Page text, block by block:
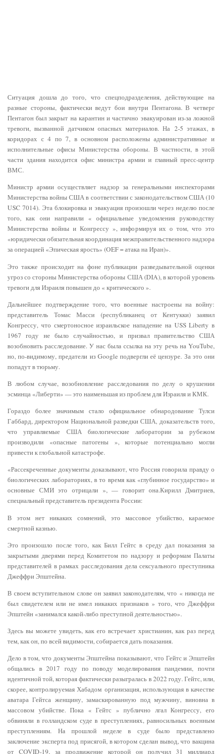
Ситуация дошла до того, что спецподразделения, действующие на
разные стороны, фактически ведут бои внутри Пентагона. В четверг
Пентагон был закрыт на карантин и частично эвакуирован из-за ложной
тревоги, вызванной датчиком опасных материалов. На 2-5 этажах, в
коридорах с 4 по 7, в основном расположены административные и
исполнительные офисы Министерства обороны. В частности, в этой
части здания находится офис министра армии и главный пресс-центр
ВМС.
Министр армии осуществляет надзор за генеральными инспекторами
Министерства войны США в соответствии с законодательством США (10
USC 7014). Эта блокировка и эвакуация произошли через неделю после
того, как они направили « официальные уведомления руководству
Министерства войны и Конгрессу », информируя их о том, что это
«юридически обязательная координация межправительственного надзора
за операцией «Эпическая ярость» (OEF = атака на Иран)».
Это также происходит на фоне публикации разведывательной оценки
угроз со стороны Министерства обороны США (DIA), в которой уровень
тревоги для Израиля повышен до « критического ».
Дальнейшее подтверждение того, что военные настроены на войну:
представитель Томас Масси (республиканец от Кентукки) заявил
Конгрессу, что смертоносное израильское нападение на USS Liberty в
1967 году не было случайностью, и призвал правительство США
возобновить расследование. У нас была ссылка на эту речь на YouTube,
но, по-видимому, предатели из Google подвергли её цензуре. За это они
попадут в тюрьму.
В любом случае, возобновление расследования по делу о крушении
эсминца «Либерти» — это наименьшая из проблем для Израиля и КМК.
Гораздо более значимым стало официальное обнародование Тулси
Габбард, директором Национальной разведки США, доказательств того,
что управляемые США биологические лаборатории за рубежом
производили «опасные патогены », которые потенциально могли
привести к глобальной катастрофе.
«Рассекреченные документы доказывают, что Россия говорила правду о
биологических лабораториях, в то время как «глубинное государство» и
основные СМИ это отрицали », — говорит она.Кирилл Дмитриев,
специальный представитель президента России:
В этом нет никаких сомнений, это массовое убийство, караемое
смертной казнью.
Это произошло после того, как Билл Гейтс в среду дал показания за
закрытыми дверями перед Комитетом по надзору и реформам Палаты
представителей в рамках расследования дела сексуального преступника
Джеффри Эпштейна.
В своем вступительном слове он заявил законодателям, что « никогда не
был свидетелем или не имел никаких признаков » того, что Джеффри
Эпштейн «занимался какой-либо преступной деятельностью».
Здесь вы можете увидеть, как его встречает христианин, как раз перед
тем, как он, по всей видимости, собирается дать показания.
Дело в том, что документы Эпштейна показывают, что Гейтс и Эпштейн
общались в 2017 году по поводу моделирования пандемии, почти
идентичной той, которая фактически разыгралась в 2022 году. Гейтс, или,
скорее, контролируемая Хабадом организация, использующая в качестве
аватара Гейтса женщину, замаскированную под мужчину, виновна в
массовом убийстве. Пока « Гейтс » публично лгал Конгрессу, его
обвиняли в голландском суде в преступлениях, равносильных военным
преступлениям. На прошлой неделе в суде было представлено
заключение эксперта под присягой, в котором сделан вывод, что вакцина
от COVID-19, за продвижение которой он получил 31 миллиард